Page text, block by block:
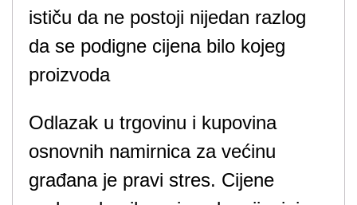
ističu da ne postoji nijedan razlog
da se podigne cijena bilo kojeg
proizvoda
Odlazak u trgovinu i kupovina
osnovnih namirnica za većinu
građana je pravi stres. Cijene